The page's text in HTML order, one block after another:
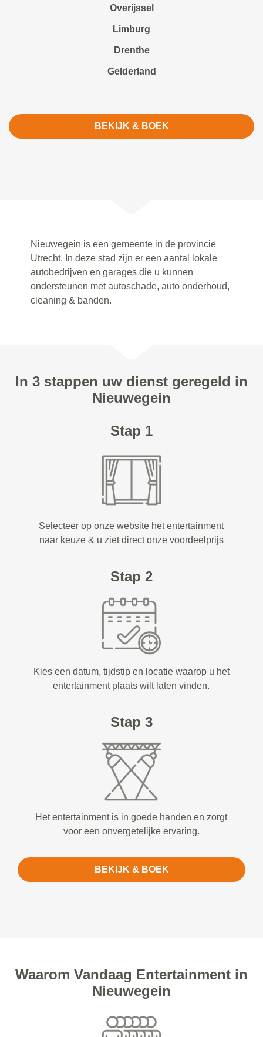
Overijssel
Limburg
Drenthe
Gelderland
BEKIJK & BOEK
Nieuwegein is een gemeente in de provincie
Utrecht. In deze stad zijn er een aantal lokale
autobedrijven en garages die u kunnen
ondersteunen met autoschade, auto onderhoud,
cleaning & banden.
In 3 stappen uw dienst geregeld in
Nieuwegein
Stap 1
Selecteer op onze website het entertainment
naar keuze & u ziet direct onze voordeelprijs
Stap 2
Kies een datum, tijdstip en locatie waarop u het
entertainment plaats wilt laten vinden.
Stap 3
Het entertainment is in goede handen en zorgt
voor een onvergetelijke ervaring.
BEKIJK & BOEK
Waarom Vandaag Entertainment in
Nieuwegein